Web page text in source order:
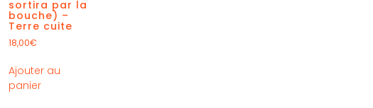
sortira par la
bouche) –
Terre cuite
18,00€
Ajouter au
panier